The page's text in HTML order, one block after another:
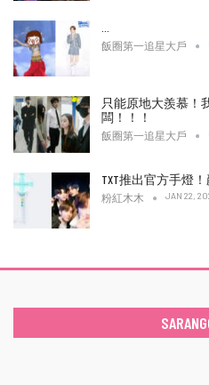
飯圈第一追星大戶
只能原地大羨慕！
闆！！！
飯圈第一追星大戶
TXT推出官方手燈
粉紅木木 JAN 22,